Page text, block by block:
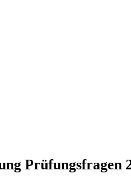
Prüfungsfragen